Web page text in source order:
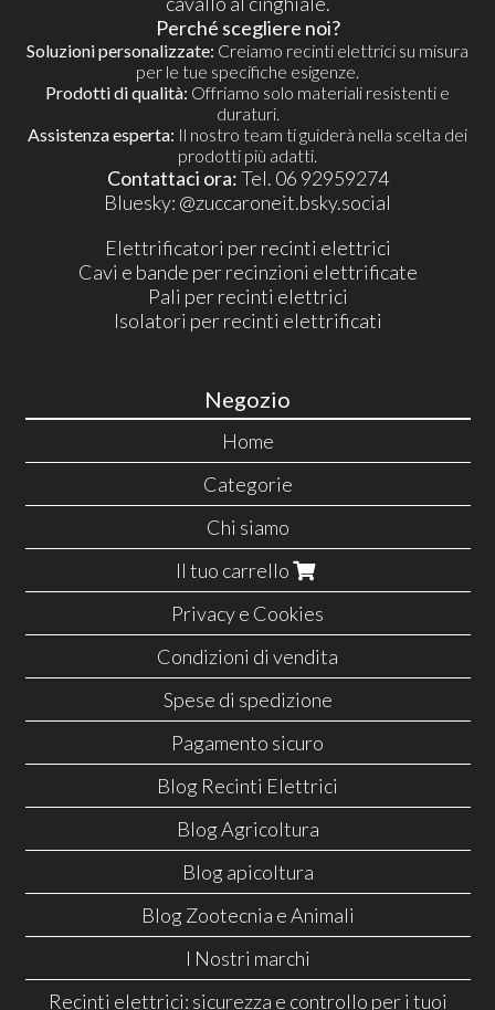
Perché scegliere noi?
Soluzioni personalizzate: Creiamo recinti elettrici su misura
per le tue specifiche esigenze.
Prodotti di qualità: Offriamo solo materiali resistenti e
duraturi.
Assistenza esperta: Il nostro team ti guiderà nella scelta dei
prodotti più adatti.
Contattaci ora:Tel. 06 92959274
​Bluesky: @zuccaroneit.bsky.social
Elettrificatori per recinti elettrici
Cavi e bande per recinzioni elettrificate
Pali per recinti elettrici
Isolatori per recinti elettrificati
Negozio
Home
Categorie
Chi siamo
Il tuo carrello
Privacy e Cookies
Condizioni di vendita
Spese di spedizione
Pagamento sicuro
Blog Recinti Elettrici
Blog Agricoltura
Blog apicoltura
Blog Zootecnia e Animali
I Nostri marchi
Recinti elettrici: sicurezza e controllo per i tuoi